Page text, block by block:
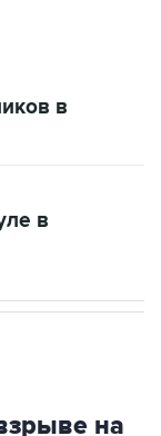
в
в
на